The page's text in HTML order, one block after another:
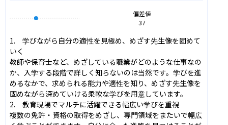
偏差値
37
1.　学びながら自分の適性を見極め、めざす先生像を固めて
いく
教師や保育士など、めざしている職業がどのような仕事なの
か、入学する段階で詳しく知らないのは当然です。学びを進
めるなかで、求められる能力や適性を知り、めざす先生像を
固めながら深めていける柔軟な学びを用意しています。
2.　教育現場でマルチに活躍できる幅広い学びを重視
複数の免許・資格の取得をめざし、専門領域をまたいで幅広